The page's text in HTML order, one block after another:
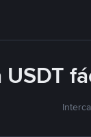
USDT